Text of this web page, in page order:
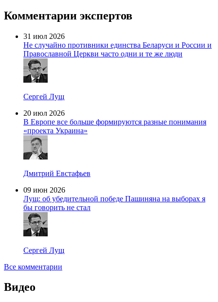
Комментарии экспертов
31 июл 2026
Не случайно противники единства Беларуси и России и
Православной Церкви часто одни и те же люди
Сергей Лущ
20 июл 2026
В Европе все больше формируются разные понимания
«проекта Украина»
Дмитрий Евстафьев
09 июн 2026
Лущ: об убедительной победе Пашиняна на выборах я
бы говорить не стал
Сергей Лущ
Все комментарии
Видео